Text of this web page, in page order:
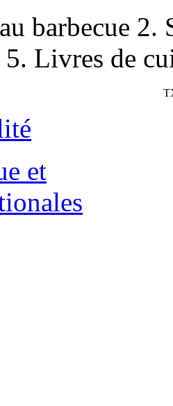
barbecue 2.
Livres de